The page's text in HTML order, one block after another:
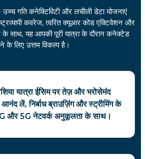
उच्च गति कनेक्टिविटी और लचीली डेटा योजनाएं
कवरेज, त्वरित क्यूआर कोड एक्टिवेशन और
के साथ, यह आपकी पूरी यात्रा के दौरान कनेक्टेड
के लिए उत्तम विकल्प है।
यात्रा ईसिम पर तेज़ और भरोसेमंद
लें, निर्बाध ब्राउज़िंग और स्ट्रीमिंग के
और 5G नेटवर्क अनुकूलता के साथ।